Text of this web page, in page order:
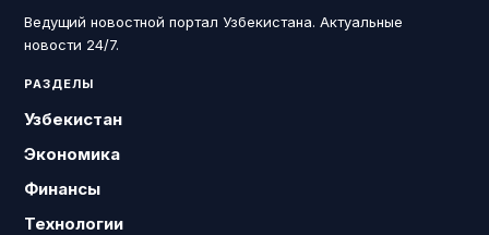
Ведущий новостной портал Узбекистана. Актуальные
новости 24/7.
РАЗДЕЛЫ
Узбекистан
Экономика
Финансы
Технологии